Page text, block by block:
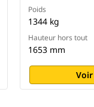
Poids
1344 kg
Hauteur hors tout
1653 mm